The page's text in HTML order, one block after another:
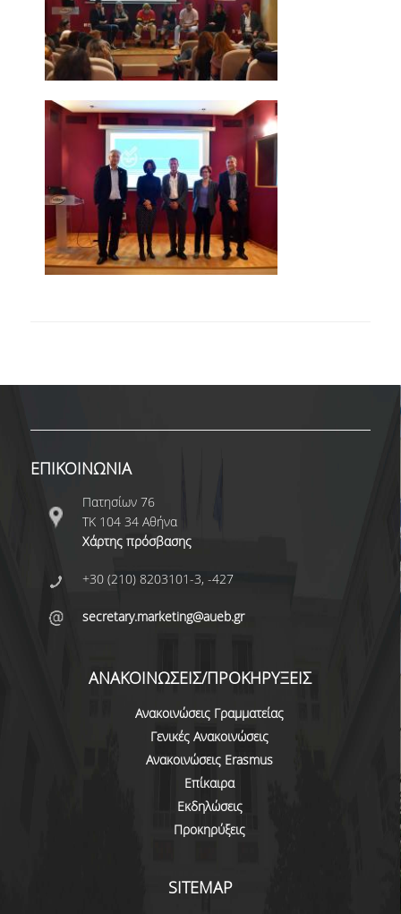
ΠΡΑΚΤΙΚΗ ΑΣΚΗΣΗ
ΠΡΟΓΡΑΜΜΑ ERASMUS+
Η ΖΩΗ ΣΤΟ ΤΜΗΜΑ
ΚΑΤΑΤΑΚΤΗΡΙΕΣ ΕΞΕΤΑΣΕΙΣ
ΔΙΑΔΙΚΑΣΙΕΣ ΦΟΙΤΗΣΗΣ
ΑΠΑΛΛΑΓΗ ΑΠΟ ΜΑΘΗΜΑΤΑ ΞΕΝΗΣ ΓΛΩΣΣΑΣ
ΜΕΤΑΠΤΥΧΙΑΚΕΣ ΣΠΟΥΔΕΣ
ΔΕΔΟΜΕΝΑ ΠΟΙΟΤΗΤΑΣ
ΠΙΣΤΟΠΟΙΗΣΗ
ΑΞΙΟΛΟΓΗΣΗ
ΕΚΘΕΣΕΙΣ ΕΞΩΤΕΡΙΚΗΣ
ΑΞΙΟΛΟΓΗΣΗΣ
ΜΟ.ΔΙ.Π.
ΕΡΕΥΝΗΤΙΚΑ ΕΡΓΑΣΤΗΡΙΑ
ΕΠΙΚΟΙΝΩΝΙΑ
Πατησίων 76
ΤΚ 104 34 Αθήνα
Χάρτης πρόσβασης
+30 (210) 8203101-3, -427
secretary.marketing@aueb.gr
ΑΝΑΚΟΙΝΩΣΕΙΣ/ΠΡΟΚΗΡΥΞΕΙΣ
Ανακοινώσεις Γραμματείας
Γενικές Ανακοινώσεις
Ανακοινώσεις Erasmus
Επίκαιρα
Εκδηλώσεις
Προκηρύξεις
SITEMAP